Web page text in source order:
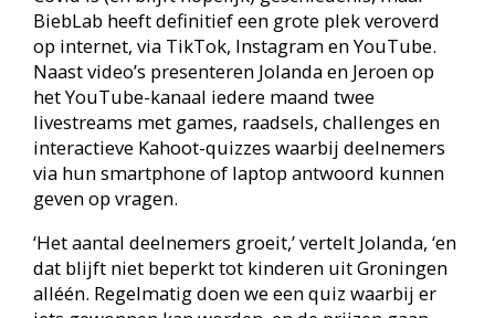
Op tournee
Jezelf ontwikkelen en anderen ontmoeten, dat
past prima bij de brede maatschappelijke functie
van de bibliotheek. ‘Voor kinderen is de virtuele
wereld ook een belangrijk medium om met
leeftijdsgenoten in contact te komen en
interesses te delen. Bijvoorbeeld tijdens de online
programmeeractiviteiten en games van BiebLab’,
beseft Jolanda, die het leuk vindt dat de jeugdige
doelgroep zich hierdoor ook meer verbonden
aan activiteiten wordt de blik van kinderen op de
bibliotheek verbreed, want ook als je minder dol
bent op lezen, is de bibliotheek nog steeds een
plek waar je veel van je gading kunt vinden. En